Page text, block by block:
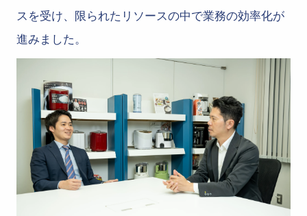
スを受け、限られたリソースの中で業務の効率化が
進みました。